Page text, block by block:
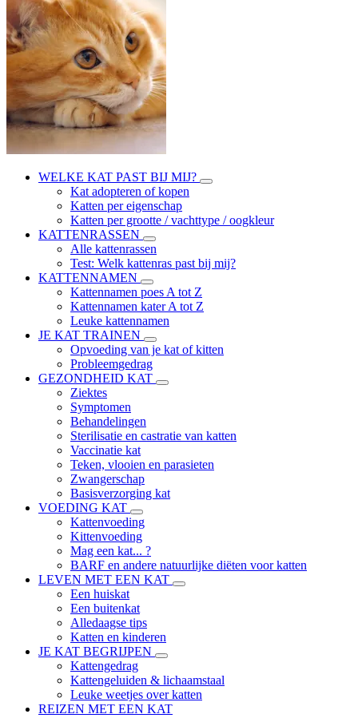
WELKE KAT PAST BIJ MIJ?
Kat adopteren of kopen
Katten per eigenschap
Katten per grootte / vachttype / oogkleur
KATTENRASSEN
Alle kattenrassen
Test: Welk kattenras past bij mij?
KATTENNAMEN
Kattennamen poes A tot Z
Kattennamen kater A tot Z
Leuke kattennamen
JE KAT TRAINEN
Opvoeding van je kat of kitten
Probleemgedrag
GEZONDHEID KAT
Ziektes
Symptomen
Behandelingen
Sterilisatie en castratie van katten
Vaccinatie kat
Teken, vlooien en parasieten
Zwangerschap
Basisverzorging kat
VOEDING KAT
Kattenvoeding
Kittenvoeding
Mag een kat... ?
BARF en andere natuurlijke diëten voor katten
LEVEN MET EEN KAT
Een huiskat
Een buitenkat
Alledaagse tips
Katten en kinderen
JE KAT BEGRIJPEN
Kattengedrag
Kattengeluiden & lichaamstaal
Leuke weetjes over katten
REIZEN MET EEN KAT